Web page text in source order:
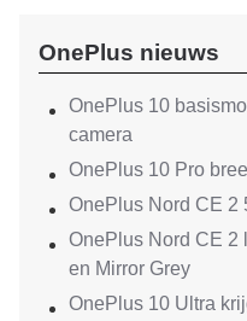
OnePlus nieuws
OnePlus 10
camera
OnePlus 10 Pro
OnePlus Nord CE 2
OnePlus Nord CE 2
en Mirror Grey
OnePlus 10 Ultra